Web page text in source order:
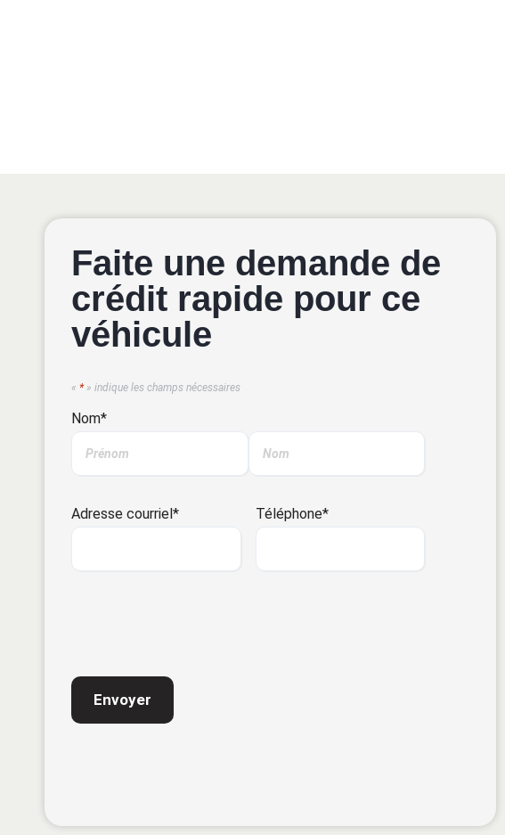
Faite une demande de
crédit rapide pour ce
véhicule
«*» indique les champs nécessaires
Nom*
Adresse courriel* Téléphone*